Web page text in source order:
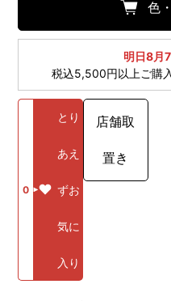
色
明日8月
税込5,500円以上ご購
0
とり
あえ
ずお
気に
入り
店舗取
置き